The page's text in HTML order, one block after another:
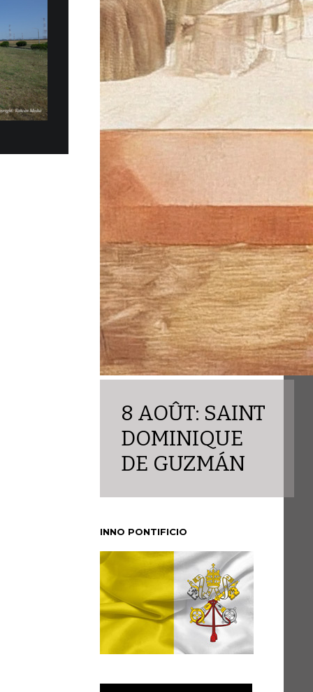
consacré à la société de l’information,
de remise de 20 Fiat
MOBILITÉ PLUS DURABLE
électriques Fiat Topolino ont été
remis au Gouvernorat de l’État de la Cité du
8 AOÛT: SAINT
DOMINIQUE
DE GUZMÁN
INNO PONTIFICIO